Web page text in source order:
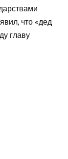
что «дед
главу